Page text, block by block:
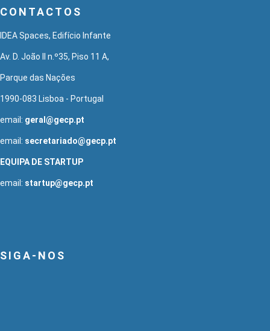
CONTACTOS
IDEA Spaces, Edifício Infante
Av. D. João II n.º35, Piso 11 A,
Parque das Nações
1990-083 Lisboa - Portugal
email: geral@gecp.pt
email: secretariado@gecp.pt
EQUIPA DE STARTUP
email: startup@gecp.pt
SIGA-NOS